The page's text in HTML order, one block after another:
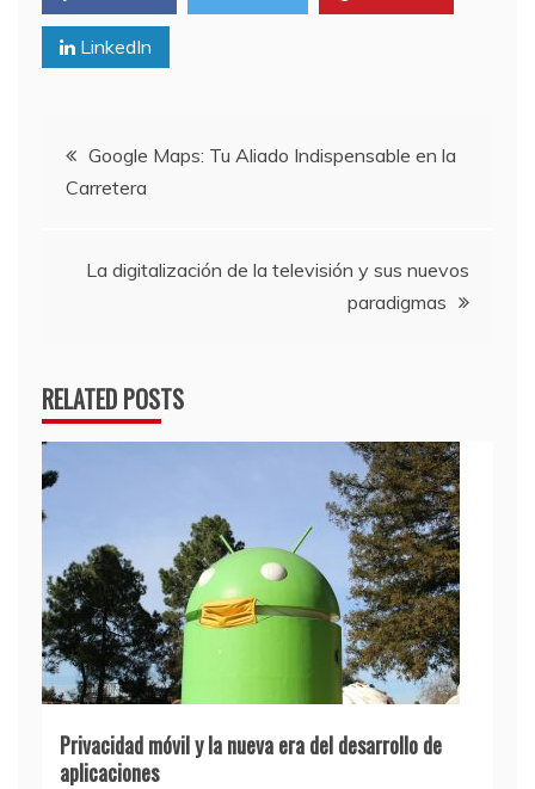
LinkedIn
Navegación
de
entradas
Google Maps: Tu Aliado Indispensable en la
Carretera
La digitalización de la televisión y sus nuevos
paradigmas
RELATED POSTS
Privacidad móvil y la nueva era del desarrollo de
aplicaciones